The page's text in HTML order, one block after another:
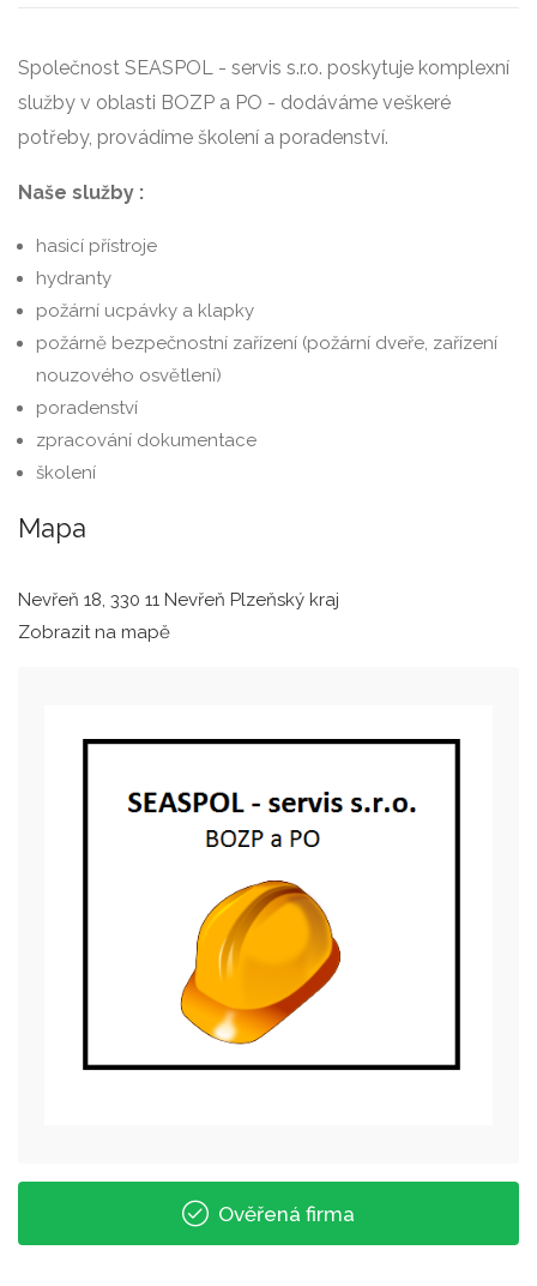
Společnost SEASPOL - servis s.r.o. poskytuje komplexní
služby v oblasti BOZP a PO - dodáváme veškeré
potřeby, provádíme školení a poradenství.
Naše služby :
hasicí přístroje
hydranty
požární ucpávky a klapky
požárně bezpečnostní zařízení (požární dveře, zařízení
nouzového osvětlení)
poradenství
zpracování dokumentace
školení
Mapa
Nevřeň 18, 330 11 Nevřeň Plzeňský kraj
Zobrazit na mapě
Ověřená firma